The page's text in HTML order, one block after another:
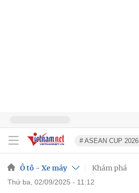
# ASEAN CUP 2026
Ô tô - Xe máy Khám phá
thứ ba, 02/09/2025 - 11:12